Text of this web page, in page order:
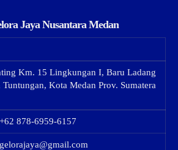
Jaya Nusantara Medan
Km. 15 Lingkungan I, Baru Ladang
Kota Medan Prov. Sumatera
+62 878-6959-6157
gelorajaya@gmail.com